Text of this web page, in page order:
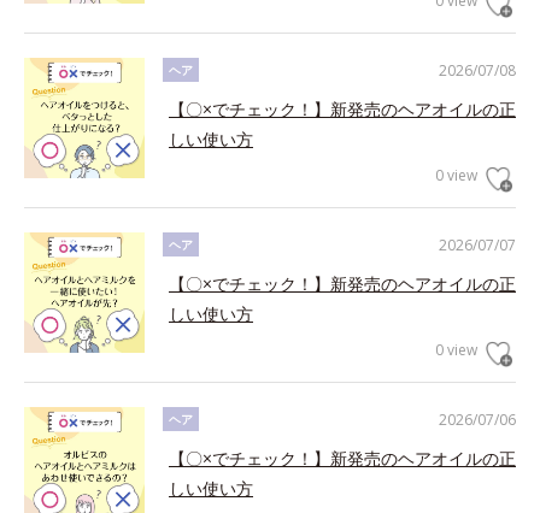
2026/07/08
ヘア
【〇×でチェック！】新発売のヘアオイルの正
しい使い方
0 view
2026/07/07
ヘア
【〇×でチェック！】新発売のヘアオイルの正
しい使い方
0 view
2026/07/06
ヘア
【〇×でチェック！】新発売のヘアオイルの正
しい使い方